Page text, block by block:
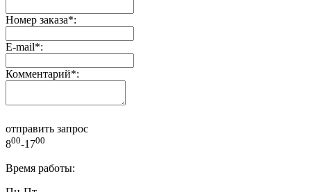
Номер заказа*:
E-mail*:
Комментарий*:
отправить запрос
800-1700
Время работы: